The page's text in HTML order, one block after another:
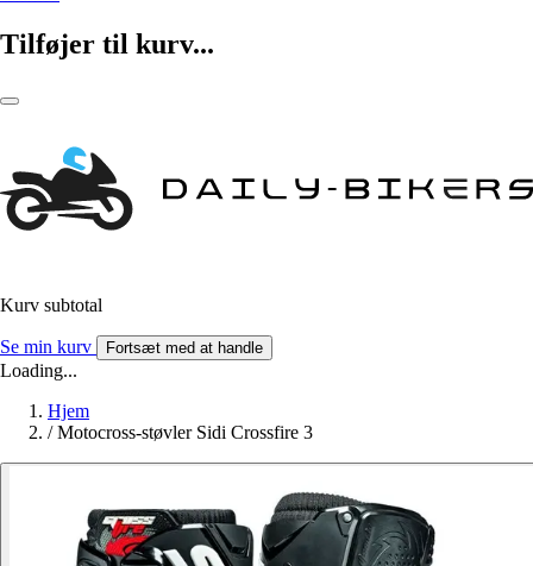
Tilføjer til kurv...
Kurv subtotal
Se min kurv Fortsæt med at handle
Loading...
Hjem
/ Motocross-støvler Sidi Crossfire 3